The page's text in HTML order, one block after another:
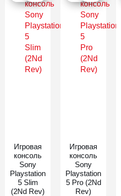
Игровая
консоль
Sony
Playstation
5 Slim
(2Nd Rev)
Игровая
консоль
Sony
Playstation
5 Pro (2Nd
Rev)